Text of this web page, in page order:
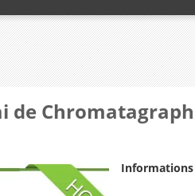
de
Informations